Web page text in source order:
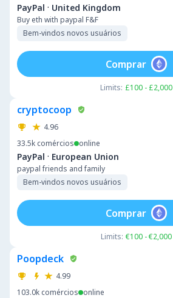
PayPal · United Kingdom
Buy eth with paypal F&F
Bem-vindos novos usuários
Limits: £100 - £2,000
Comprar
cryptocoop
4.96
33.5k comércios online
PayPal · European Union
paypal friends and family
Bem-vindos novos usuários
Limits: €100 - €2,000
Comprar
Poopdeck
4.99
103.0k comércios online